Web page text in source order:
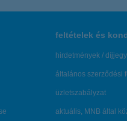
feltételek és
hirdetmények /
általános szerződési
üzletszabályzat
aktuális, MNB által